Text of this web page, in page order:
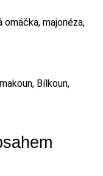
majonéza,
Bílkoun,